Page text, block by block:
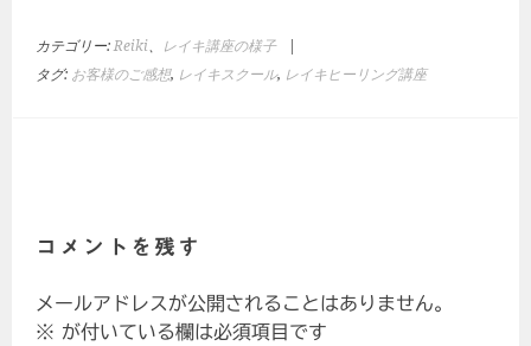
カテゴリー: Reiki レイキ講座の様子
タグ: お客様のご感想, レイキスクール, レイキヒーリング講座
ビ
ー
シ
コメントを残す
メールアドレスが公開されることはありません。
※ が付いている欄は必須項目です